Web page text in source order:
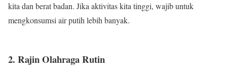
kita dan berat badan. Jika aktivitas kita tinggi, wajib untuk
mengkonsumsi air putih lebih banyak.
2. Rajin Olahraga Rutin